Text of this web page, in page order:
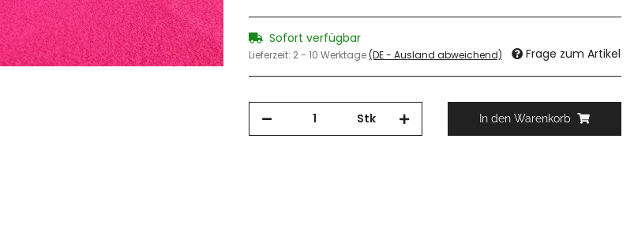
Sofort verfügbar
Lieferzeit: 2 - 10 Werktage(DE - Ausland abweichend) Frage zum Artikel
Stk In den Warenkorb